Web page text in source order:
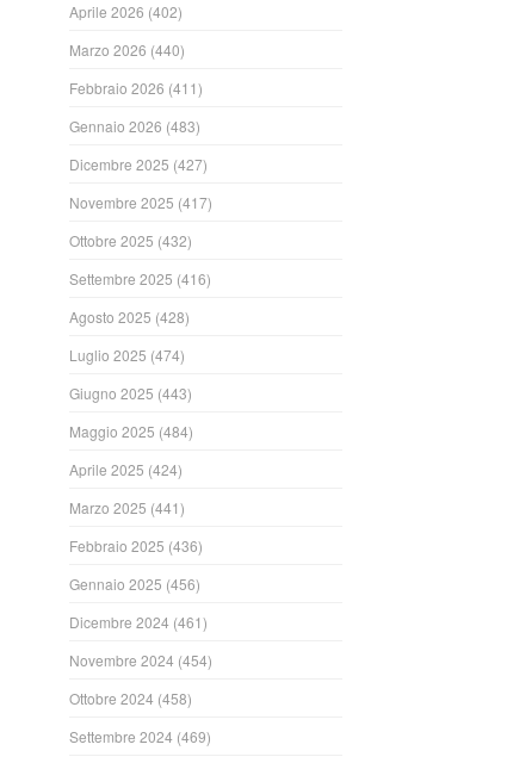
Aprile 2026 (402)
Marzo 2026 (440)
Febbraio 2026 (411)
Gennaio 2026 (483)
Dicembre 2025 (427)
Novembre 2025 (417)
Ottobre 2025 (432)
Settembre 2025 (416)
Agosto 2025 (428)
Luglio 2025 (474)
Giugno 2025 (443)
Maggio 2025 (484)
Aprile 2025 (424)
Marzo 2025 (441)
Febbraio 2025 (436)
Gennaio 2025 (456)
Dicembre 2024 (461)
Novembre 2024 (454)
Ottobre 2024 (458)
Settembre 2024 (469)